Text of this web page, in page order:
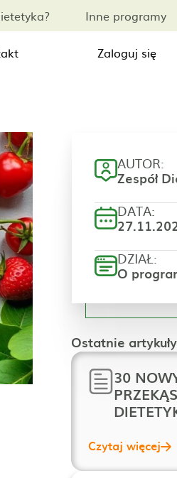
Inne programy
Zaloguj się
AUTOR:
Zespół
DATA:
DZIAŁ:
O
Ostatnie artykuły
30
Czytaj więcej